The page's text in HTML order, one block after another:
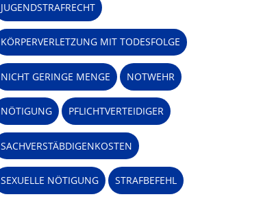
JUGENDSTRAFRECHT
KÖRPERVERLETZUNG MIT TODESFOLGE
NICHT GERINGE MENGE NOTWEHR
NÖTIGUNG PFLICHTVERTEIDIGER
SACHVERSTÄBDIGENKOSTEN
SEXUELLE NÖTIGUNG STRAFBEFEHL